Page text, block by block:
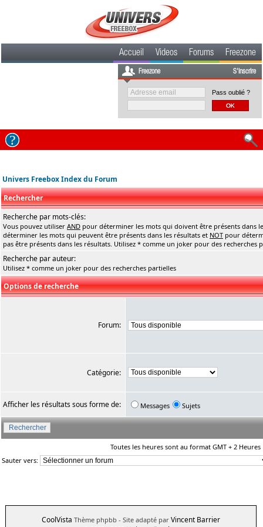
Accueil Videos Forums Freezone
Freezone S'inscrire
Pass oublié ?
Univers Freebox Index du Forum
Rechercher
Recherche par mots-clés:
Vous pouvez utiliser AND pour déterminer les mots qui doivent être présents dans
déterminer les mots qui peuvent être présents dans les résultats et NOT pour
pas être présents dans les résultats. Utilisez * comme un joker pour des recherches
Recherche par auteur:
Utilisez * comme un joker pour des recherches partielles
Options de recherche
Forum:
Catégorie:
Afficher les résultats sous forme de: Messages Sujets
Toutes les heures sont au format GMT + 2 Heures
Sauter vers:
CoolVista Thème phpbb - Site adapté par Vincent Barrier